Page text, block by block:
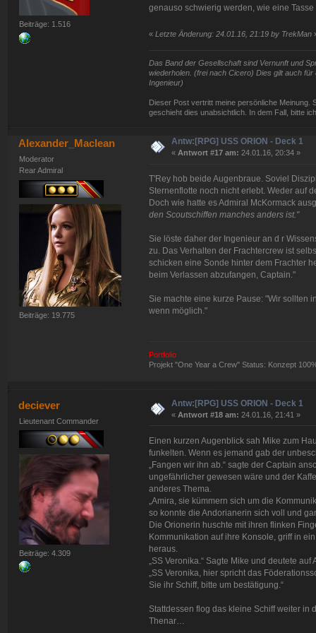
Beiträge: 1.516
genauso schwierig werden, wie eine
« Letzte Änderung: 24.01.16, 21:19 by TrekMan
Das Band der Gesellschaft sind Vernunft und
wiederholen. (frei nach Cicero) Dies gilt auch
Ingenieur)
Dieser Post vertritt meine persönliche Meinung.
geschieht dies unabsichtlich. In dem Fall, bitte
Alexander_Maclean
Moderator
Rear Admiral
Beiträge: 19.775
Antw:[RPG] USS ORION - Deck 1
« Antwort #17 am: 24.01.16, 20:34 »
T'Rey hob beide Augenbraue. Soviel
Sternenflotte noch nicht erlebt. Weder auf
Doch wie hatte es Admiral McKormack
den Scoutschiffen manches anders ist."
Sie löste daher der Ingenieur an d r
zu. Das Verhalten der Frachtercrew ist
schicken eine Sonde hinter dem Frachter
beim Verlassen abzufangen, Captain."
Sie machte eine kurze Pause: "Wir sollten
wenn möglich."
Portfolio
Projekt "One Year a Crew" Status: Konzept
deciever
Lieutenant Commander
Beiträge: 4.309
Antw:[RPG] USS ORION - Deck 1
« Antwort #18 am: 24.01.16, 21:41 »
Einen kurzen Augenblick sah Mike zum
funkelten. Wenn es jemand gab der
„Fangen wir ihn ab.“ sagte der Captain
ungefährlicher gewesen wäre und der
anderes Thema.
„Amira, sie kümmern sich um die
so konnte die Andorianerin sich voll und
Die Orionerin huschte mit ihren flinken
Kommunikation auf ihre Konsole, griff in
heraus.
„SS Veronika.“ Sagte Mike und deutete
„SS Veronika, hier spricht das
Sie ihr Schiff, bitte um bestätigung.“
Stattdessen flog das kleine Schiff weiter in
Thenar…